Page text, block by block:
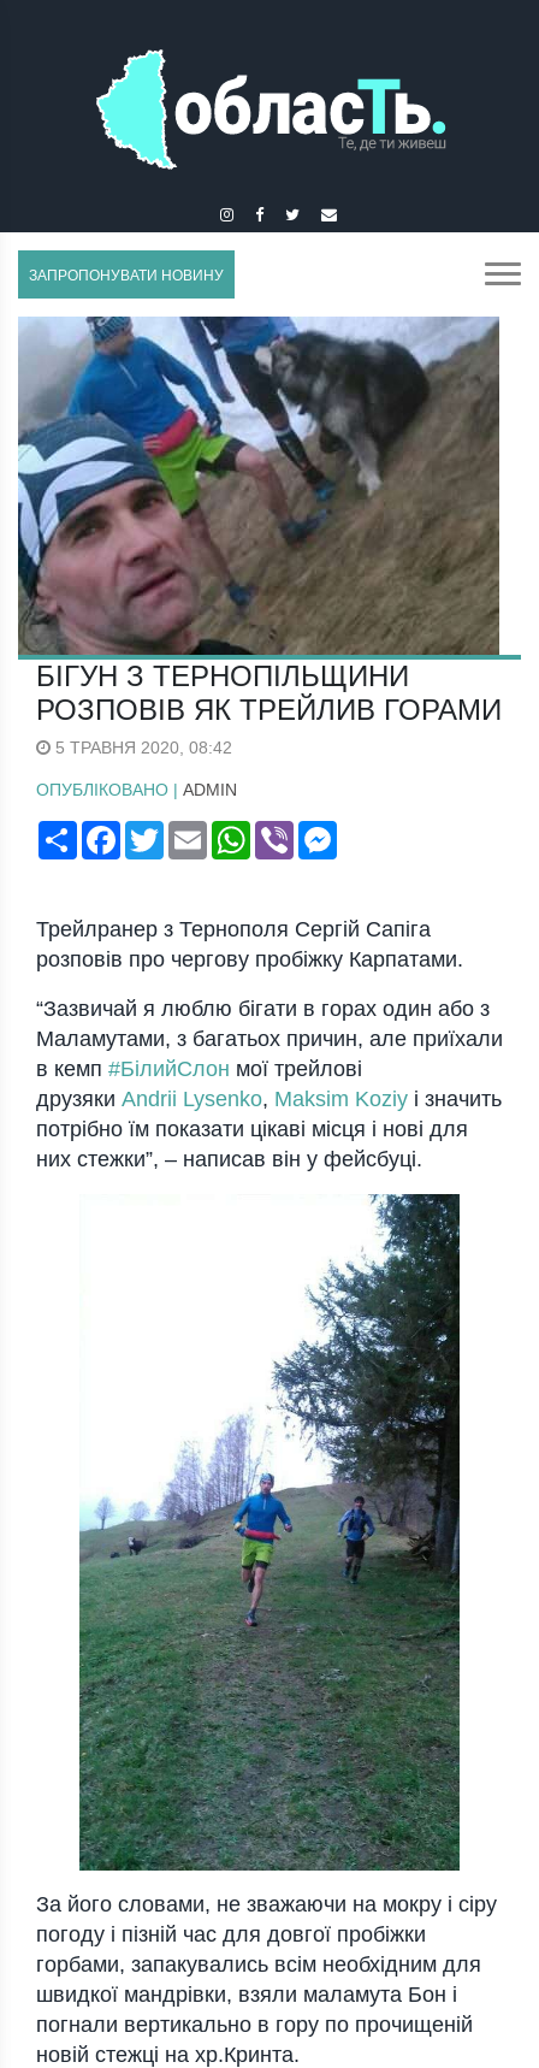
ЗАПРОПОНУВАТИ НОВИНУ
БІГУН З ТЕРНОПІЛЬЩИНИ
РОЗПОВІВ ЯК ТРЕЙЛИВ ГОРАМИ
5 ТРАВНЯ 2020, 08:42
ОПУБЛІКОВАНО | ADMIN
ПоширитиFacebook
TwitterEmail WhatsApp
Viber
Трейлранер з Тернополя Сергій Сапіга
розповів про чергову пробіжку Карпатами.
“Зазвичай я люблю бігати в горах один або з
Маламутами, з багатьох причин, але приїхали
в кемп #БілийСлон мої трейлові
друзяки Andrii Lysenko, Maksim Koziy і значить
потрібно їм показати цікаві місця і нові для
них стежки”, – написав він у фейсбуці.
За його словами, не зважаючи на мокру і сіру
погоду і пізній час для довгої пробіжки
горбами, запакувались всім необхідним для
швидкої мандрівки, взяли маламута Бон і
погнали вертикально в гору по прочищеній
новій стежці на хр.Кринта.